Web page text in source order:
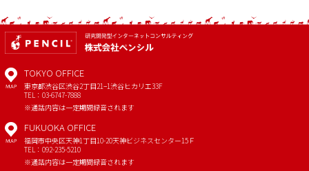
MAP
TOKYO OFFICE
東京都渋谷区渋谷2丁目21−1渋谷ヒカリエ33F
TEL：03-6747-7888
※通話内容は一定期間録音されます
MAP
FUKUOKA OFFICE
福岡市中央区天神1丁目10-20天神ビジネスセンター15Ｆ
TEL：092-235-5210
※通話内容は一定期間録音されます